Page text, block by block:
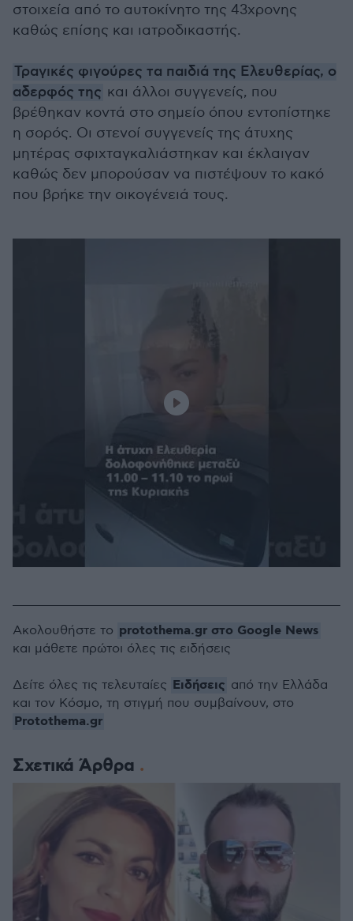
στοιχεία από το αυτοκίνητο της 43χρονης
καθώς επίσης και ιατροδικαστής.
Τραγικές φιγούρες τα παιδιά της Ελευθερίας, ο
αδερφός της και άλλοι συγγενείς, που
βρέθηκαν κοντά στο σημείο όπου εντοπίστηκε
η σορός. Οι στενοί συγγενείς της άτυχης
μητέρας σφιχταγκαλιάστηκαν και έκλαιγαν
καθώς δεν μπορούσαν να πιστέψουν το κακό
που βρήκε την οικογένειά τους.
Σχετικά Άρθρα
Ακολουθήστε το protothema.gr στο Google News
και μάθετε πρώτοι όλες τις ειδήσεις
Δείτε όλες τις τελευταίες Ειδήσεις από την Ελλάδα
και τον Κόσμο, τη στιγμή που συμβαίνουν, στο
Protothema.gr